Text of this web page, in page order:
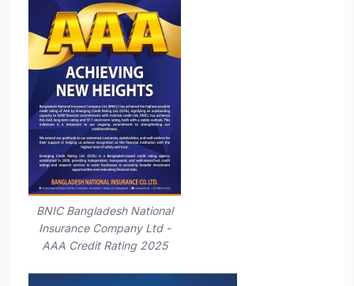
BNIC Bangladesh National
Insurance Company Ltd -
AAA Credit Rating 2025